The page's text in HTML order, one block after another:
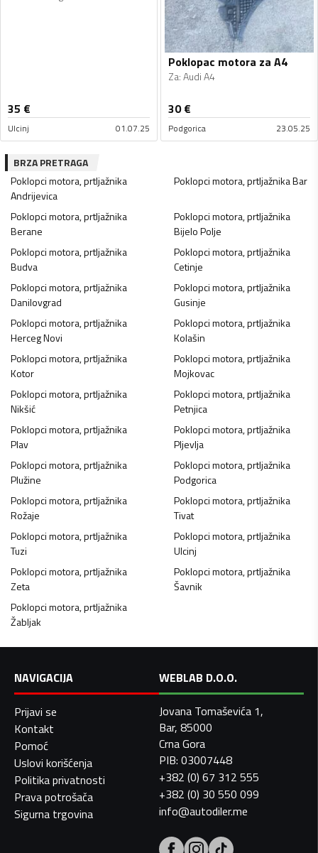
35 €
Ulcinj 01.07.25
Poklopac motora za A4
Za:Audi A4
30€
Podgorica 23.05.25
BRZA PRETRAGA
Poklopci motora, prtljažnika
Andrijevica
Poklopci motora, prtljažnikaBar
Poklopci motora, prtljažnika
Berane
Poklopci motora, prtljažnika
Bijelo Polje
Poklopci motora, prtljažnika
Budva
Poklopci motora, prtljažnika
Cetinje
Poklopci motora, prtljažnika
Danilovgrad
Poklopci motora, prtljažnika
Gusinje
Poklopci motora, prtljažnika
Herceg Novi
Poklopci motora, prtljažnika
Kolašin
Poklopci motora, prtljažnika
Kotor
Poklopci motora, prtljažnika
Mojkovac
Poklopci motora, prtljažnika
Nikšić
Poklopci motora, prtljažnika
Petnjica
Poklopci motora, prtljažnika
Plav
Poklopci motora, prtljažnika
Pljevlja
Poklopci motora, prtljažnika
Plužine
Poklopci motora, prtljažnika
Podgorica
Poklopci motora, prtljažnika
Rožaje
Poklopci motora, prtljažnika
Tivat
Poklopci motora, prtljažnika
Tuzi
Poklopci motora, prtljažnika
Ulcinj
Poklopci motora, prtljažnika
Zeta
Poklopci motora, prtljažnika
Šavnik
Poklopci motora, prtljažnika
Žabljak
NAVIGACIJA
Prijavi se
Kontakt
Pomoć
Uslovi korišćenja
Politika privatnosti
Prava potrošača
Sigurna trgovina
WEBLAB D.O.O.
Jovana Tomaševića 1,
Bar, 85000
Crna Gora
PIB: 03007448
+382 (0) 67 312 555
+382 (0) 30 550 099
info@autodiler.me